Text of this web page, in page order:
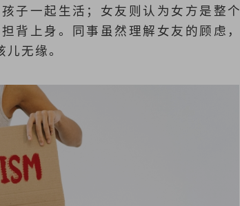
子一起生活；女友则认为女方是整个
背上身。同事虽然理解女友的顾虑，
无缘。